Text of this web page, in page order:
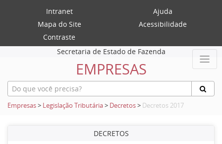
Intranet
Ajuda
Mapa do Site
Acessibilidade
Contraste
Secretaria de Estado de Fazenda
EMPRESAS
Empresas> Legislação Tributária> Decretos> Decretos 2017
DECRETOS